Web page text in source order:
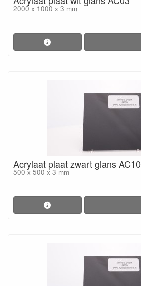
2000 x 1000 x 3 mm
Acrylaat plaat zwart glans AC10
500 x 500 x 3 mm